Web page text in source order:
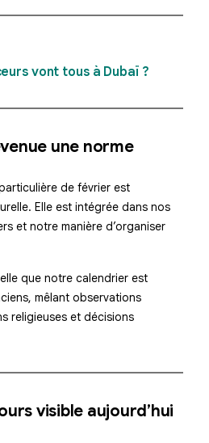
vont tous à Dubaï ?
une norme
de février est
Elle est intégrée dans nos
et notre manière d’organiser
que notre calendrier est
mêlant observations
religieuses et décisions
visible aujourd’hui